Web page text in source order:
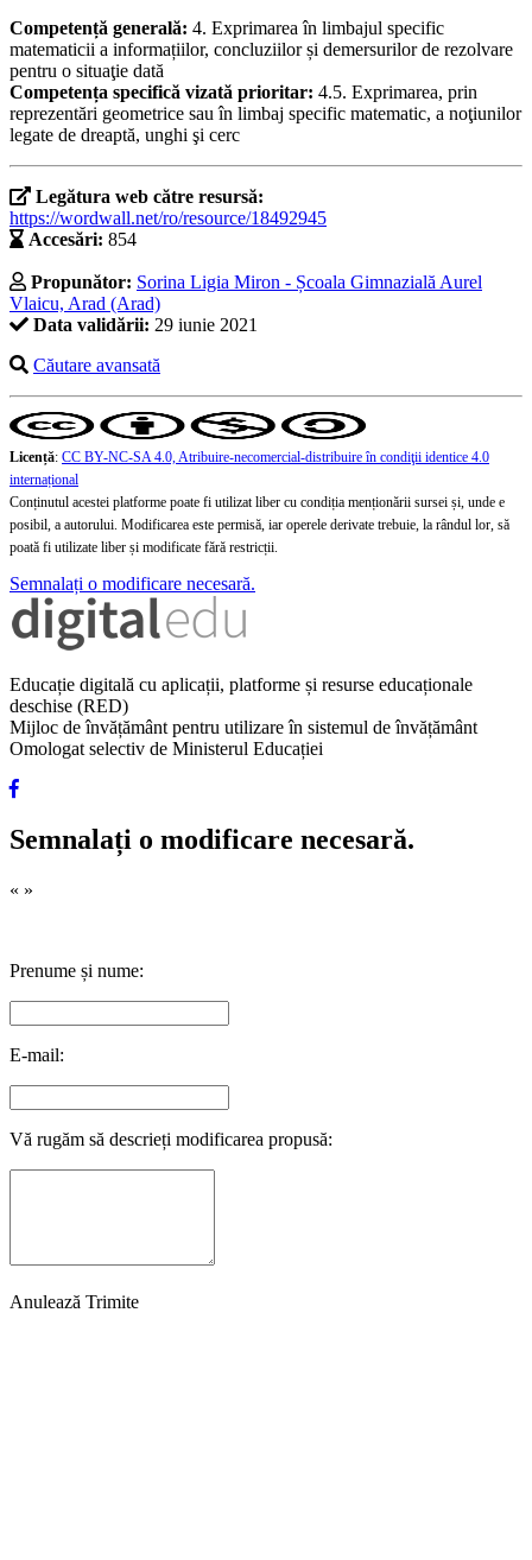
Competență generală: 4. Exprimarea în limbajul specific
matematicii a informațiilor, concluziilor și demersurilor de rezolvare
pentru o situaţie dată
Competența specifică vizată prioritar: 4.5. Exprimarea, prin
reprezentări geometrice sau în limbaj specific matematic, a noţiunilor
legate de dreaptă, unghi şi cerc
Legătura web către resursă:
https://wordwall.net/ro/resource/18492945
Accesări: 854
Propunător: Sorina Ligia Miron - Școala Gimnazială Aurel
Vlaicu, Arad (Arad)
Data validării: 29 iunie 2021
Căutare avansată
Licență: CC BY-NC-SA 4.0, Atribuire-necomercial-distribuire în condiţii identice 4.0
internațional
Conținutul acestei platforme poate fi utilizat liber cu condiția menționării sursei și, unde e
posibil, a autorului. Modificarea este permisă, iar operele derivate trebuie, la rândul lor, să
poată fi utilizate liber și modificate fără restricții.
Semnalați o modificare necesară.
Educație digitală cu aplicații, platforme și resurse educaționale
deschise (RED)
Mijloc de învățământ pentru utilizare în sistemul de învățământ
Omologat selectiv de Ministerul Educației
Semnalați o modificare necesară.
« »
Prenume și nume:
E-mail:
Vă rugăm să descrieți modificarea propusă:
Anulează Trimite